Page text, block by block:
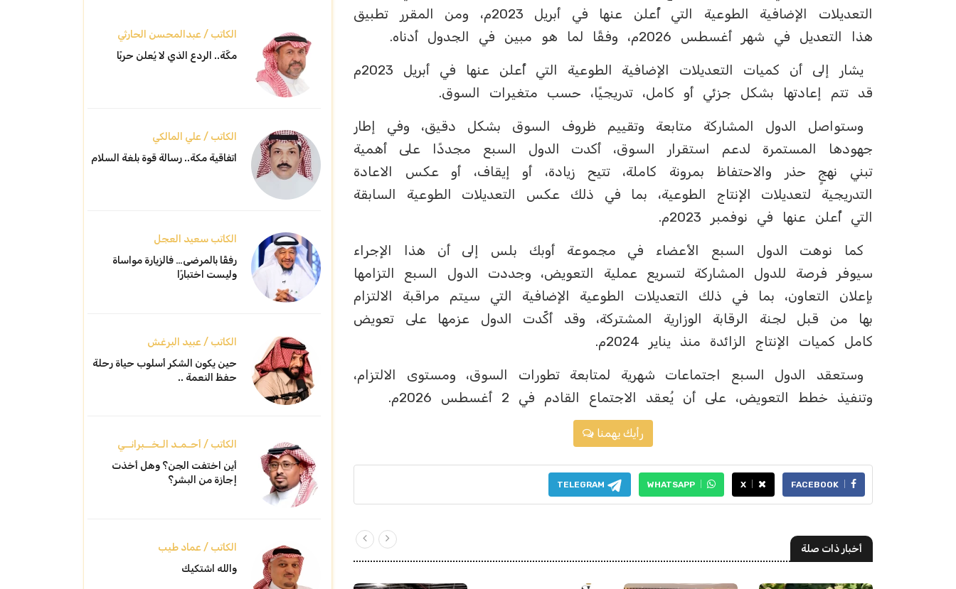
التعديلات الإضافية الطوعية التي أُعلن عنها في أبريل 2023م، ومن المقرر تطبيق
هذا التعديل في شهر أغسطس 2026م، وفقًا لما هو مبين في الجدول أدناه.
يشار إلى أن كميات التعديلات الإضافية الطوعية التي أُعلن عنها في أبريل 2023م
قد تتم إعادتها بشكل جزئي أو كامل، تدريجيًا، حسب متغيرات السوق.
وستواصل الدول المشاركة متابعة وتقييم ظروف السوق بشكل دقيق، وفي إطار
جهودها المستمرة لدعم استقرار السوق، أكدت الدول السبع مجددًا على أهمية
تبني نهجٍ حذر والاحتفاظ بمرونة كاملة، تتيح زيادة، أو إيقاف، أو عكس الاعادة
التدريجية لتعديلات الإنتاج الطوعية، بما في ذلك عكس التعديلات الطوعية السابقة
التي أُعلن عنها في نوفمبر 2023م.
كما نوهت الدول السبع الأعضاء في مجموعة أوبك بلس إلى أن هذا الإجراء
سيوفر فرصة للدول المشاركة لتسريع عملية التعويض، وجددت الدول السبع التزامها
بإعلان التعاون، بما في ذلك التعديلات الطوعية الإضافية التي سيتم مراقبة الالتزام
بها من قبل لجنة الرقابة الوزارية المشتركة، وقد أكّدت الدول عزمها على تعويض
كامل كميات الإنتاج الزائدة منذ يناير 2024م.
وستعقد الدول السبع اجتماعات شهرية لمتابعة تطورات السوق، ومستوى الالتزام،
وتنفيذ خطط التعويض، على أن يُعقد الاجتماع القادم في 2 أغسطس 2026م.
رأيك يهمنا
FACEBOOK
X
WHATSAPP
TELEGRAM
أخبار ذات صلة
الكاتب / عبدالمحسن الحارثي
مكّة.. الردع الذي لا يُعلن حربًا
الكاتب / علي المالكي
اتفاقية مكة.. رسالة قوة بلغة السلام
الكاتب سعيد العجل
رفقًا بالمرضى… فالزيارة مواساة
وليست اختبارًا
الكاتب / عبيد البرغش
حين يكون الشكر أسلوب حياة رحلة
حفظ النعمة ..
الكاتب / أحـمـد الـخــبرانــي
أين اختفت الجن؟ وهل أخذت
إجازة من البشر؟
الكاتب / عماد طيب
والله اشتكيك